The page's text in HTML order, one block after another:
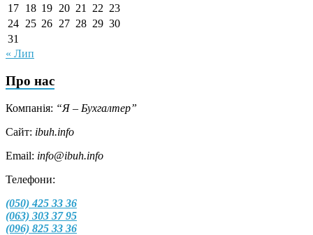
17 18 19 20 21 22 23
24 25 26 27 28 29 30
31
« Лип
Про нас
Компанія: “Я – Бухгалтер”
Сайт: ibuh.info
Email: info@ibuh.info
Телефони:
(050) 425 33 36
(063) 303 37 95
(096) 825 33 36